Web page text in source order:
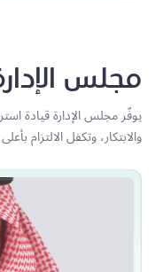
مجلس
يوفّر مجلس الإدارة قيادة
والابتكار، وتكفل الالتزام